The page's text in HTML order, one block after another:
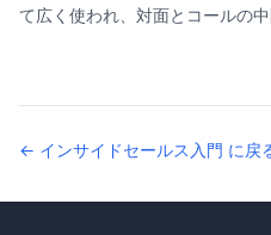
て広く使われ、対面とコールの中
← インサイドセールス入門 に戻